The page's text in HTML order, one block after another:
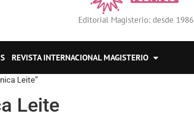
Editorial Magisterio: desde 1986
REVISTA INTERNACIONAL MAGISTERIO
Leite”
Leite